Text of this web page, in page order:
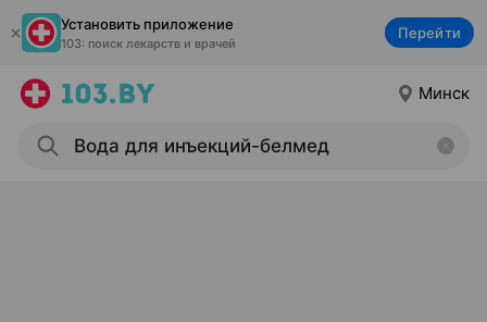
Установить приложение
103: поиск лекарств и врачей
Перейти
Минск